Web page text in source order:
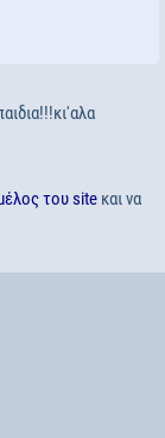
του site και να